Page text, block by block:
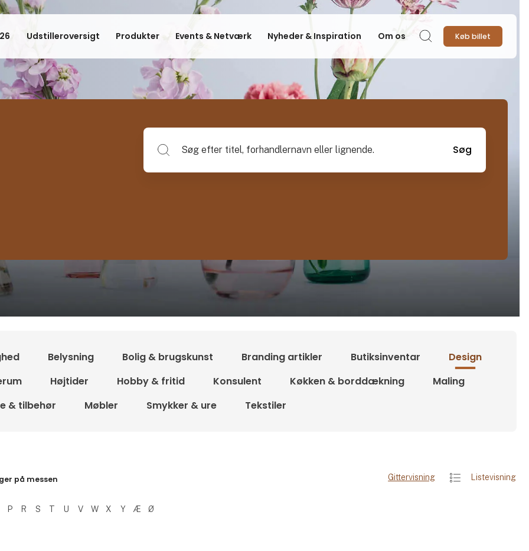
Udstilleroversigt Produkter Events & Netværk Nyheder & Inspiration Om os Søg Køb billet
Søg efter titel, forhandlernavn eller lignende.
Søg
Belysning Bolig & brugskunst Branding artikler Butiksinventar
Design
Højtider Hobby & fritid Konsulent Køkken & borddækning
Maling
& tilbehør
Møbler Smykker & ure Tekstiler
på messen
P R S T U V W X Y Æ Ø
Gittervisning Listevisning